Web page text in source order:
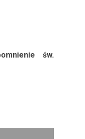
św.